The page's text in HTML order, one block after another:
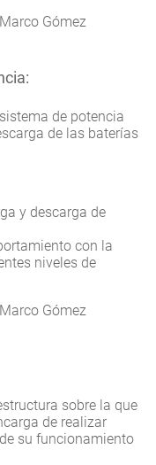
Gómez
de potencia
de las baterías
y descarga de
con la
niveles de
Gómez
sobre la que
de realizar
su funcionamiento